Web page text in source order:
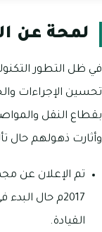
لمحة عن
في ظل التطور
تحسين الإجراءات
بقطاع النقل
وأثارت ذهولهم حال
2017م حال
القيادة.